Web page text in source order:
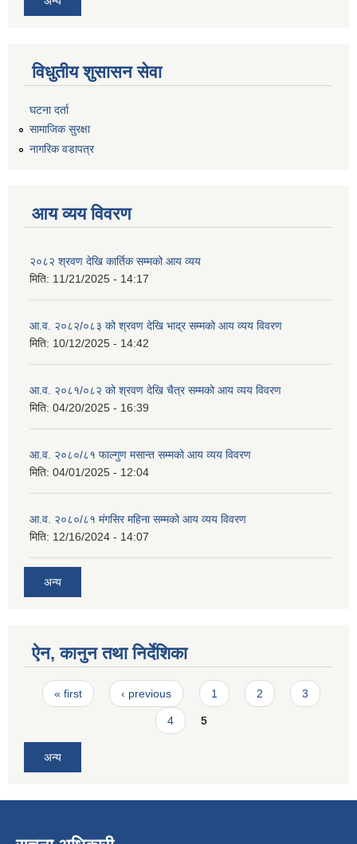
विधुतीय शुसासन सेवा
घटना दर्ता
सामाजिक सुरक्षा
नागरिक वडापत्र
आय व्यय विवरण
२०८२ श्रवण देखि कार्तिक सम्मको आय व्यय
मिति: 11/21/2025 - 14:17
आ.व. २०८२/०८३ को श्रवण देखि भाद्र सम्मको आय व्यय विवरण
मिति: 10/12/2025 - 14:42
आ.व. २०८१/०८२ को श्रवण देखि चैत्र सम्मको आय व्यय विवरण
मिति: 04/20/2025 - 16:39
आ.व. २०८०/८१ फाल्गुण मसान्त सम्मको आय व्यय विवरण
मिति: 04/01/2025 - 12:04
आ.व. २०८०/८१ मंगसिर महिना सम्मको आय व्यय विवरण
मिति: 12/16/2024 - 14:07
अन्य
ऐन, कानुन तथा निर्देशिका
Pages
« first ‹ previous 1 2 3
4 5
अन्य